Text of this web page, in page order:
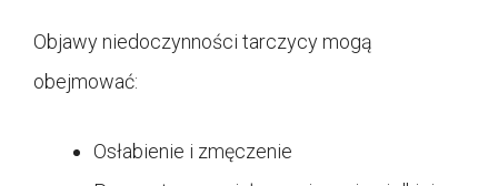
Objawy niedoczynności tarczycy mogą
obejmować:
Osłabienie i zmęczenie